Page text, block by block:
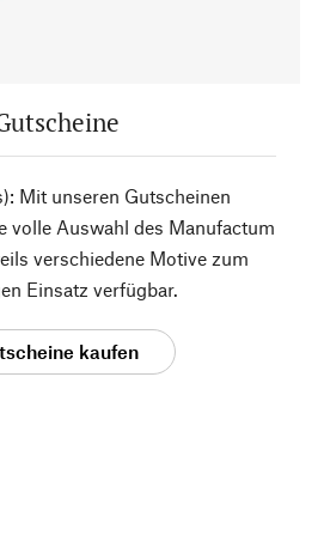
Mit unseren Gutscheinen
volle Auswahl des Manufactum
verschiedene Motive zum
Einsatz verfügbar.
kaufen